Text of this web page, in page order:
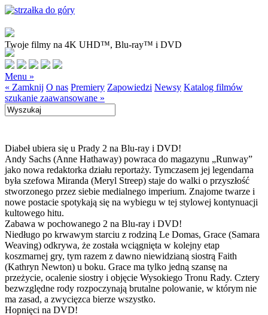
Twoje filmy na 4K UHD™, Blu-ray™ i DVD
Menu »
« Zamknij O nas Premiery Zapowiedzi Newsy Katalog filmów
szukanie zaawansowane »
Diabeł ubiera się u Prady 2 na Blu-ray i DVD!
Andy Sachs (Anne Hathaway) powraca do magazynu „Runway”
jako nowa redaktorka działu reportaży. Tymczasem jej legendarna
była szefowa Miranda (Meryl Streep) staje do walki o przyszłość
stworzonego przez siebie medialnego imperium. Znajome twarze i
nowe postacie spotykają się na wybiegu w tej stylowej kontynuacji
kultowego hitu.
Zabawa w pochowanego 2 na Blu-ray i DVD!
Niedługo po krwawym starciu z rodziną Le Domas, Grace (Samara
Weaving) odkrywa, że została wciągnięta w kolejny etap
koszmarnej gry, tym razem z dawno niewidzianą siostrą Faith
(Kathryn Newton) u boku. Grace ma tylko jedną szansę na
przeżycie, ocalenie siostry i objęcie Wysokiego Tronu Rady. Cztery
bezwzględne rody rozpoczynają brutalne polowanie, w którym nie
ma zasad, a zwycięzca bierze wszystko.
Hopnięci na DVD!